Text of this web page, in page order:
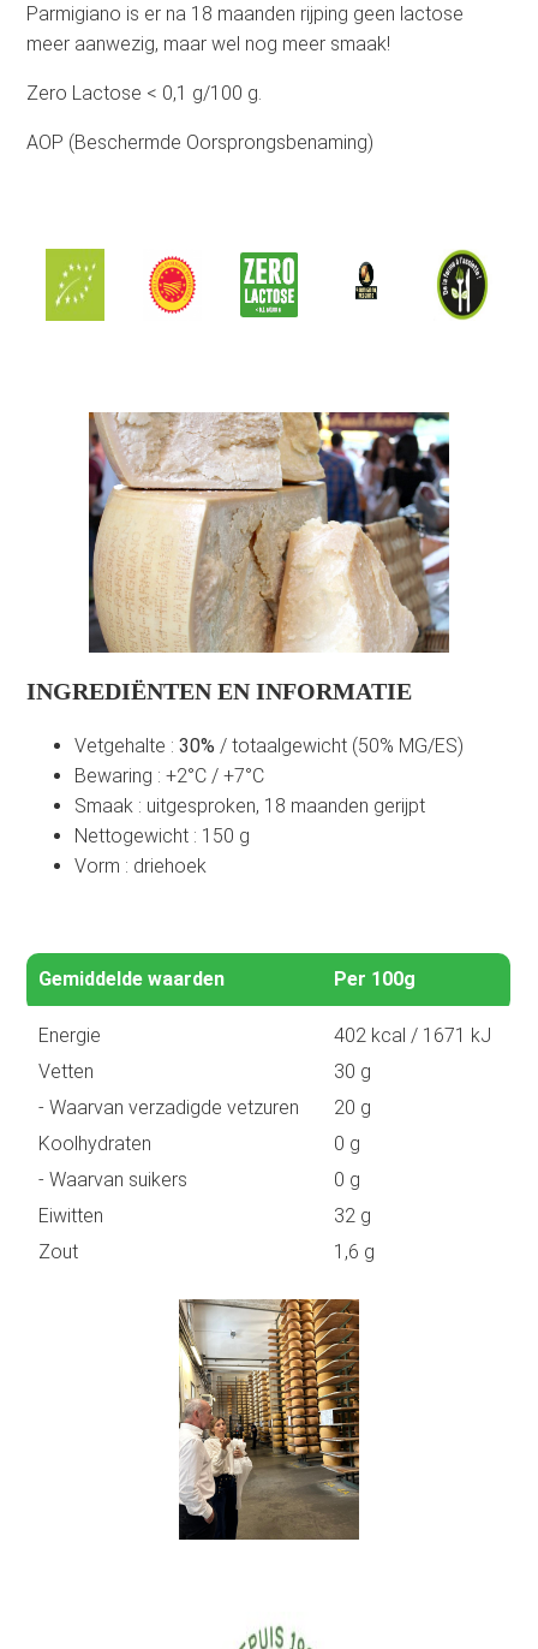
Parmigiano is er na 18 maanden rijping geen lactose
meer aanwezig, maar wel nog meer smaak!
Zero Lactose < 0,1 g/100 g.
AOP (Beschermde Oorsprongsbenaming)
INGREDIËNTEN EN INFORMATIE
Vetgehalte :30% / totaalgewicht (50% MG/ES)
Bewaring : +2°C / +7°C
Smaak : uitgesproken, 18 maanden gerijpt
Nettogewicht : 150 g
Vorm : driehoek
Gemiddelde waarden Per 100g
Energie
402 kcal / 1671 kJ
Vetten
30 g
- Waarvan verzadigde vetzuren
20 g
Koolhydraten
0 g
- Waarvan suikers
0 g
Eiwitten
32 g
Zout
1,6 g